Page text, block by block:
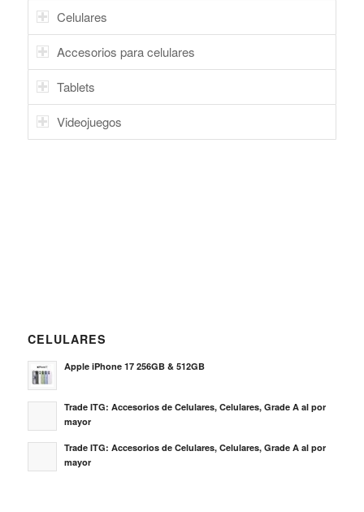
Celulares
Accesorios para celulares
Tablets
Videojuegos
CELULARES
Apple iPhone 17 256GB & 512GB
Trade ITG: Accesorios de Celulares, Celulares, Grade A al por
mayor
Trade ITG: Accesorios de Celulares, Celulares, Grade A al por
mayor